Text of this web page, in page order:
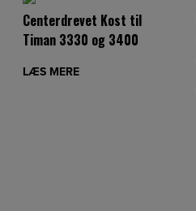
Centerdrevet Kost til
Timan 3330 og 3400
LÆS MERE